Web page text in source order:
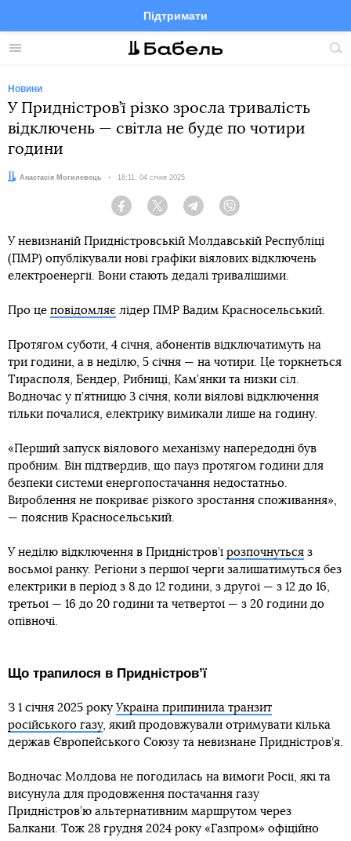
Меню
Підтримати
FacebookTelegramTwitter
Новини
У Придністров’ї різко зросла тривалість
відключень — світла не буде по чотири
години
Автор:
Анастасія Могилевець Дата:
18:11, 04 січня 2025
Facebook Twitter Telegram
У невизнаній Придністровській Молдавській Республіці
(ПМР) опублікували нові графіки віялових відключень
електроенергії. Вони стають дедалі тривалішими.
Про це повідомляє лідер ПМР Вадим Красносельський.
Протягом суботи, 4 січня, абонентів відключатимуть на
три години, а в неділю, 5 січня — на чотири. Це торкнеться
Тирасполя, Бендер, Рибниці, Кам’янки та низки сіл.
Водночас у п’ятницю 3 січня, коли віялові відключення
тільки почалися, електрику вимикали лише на годину.
«Перший запуск віялового механізму напередодні був
пробним. Він підтвердив, що пауз протягом години для
безпеки системи енергопостачання недостатньо.
Вироблення не покриває різкого зростання споживання»,
— пояснив Красносельський.
У неділю відключення в Придністров’ї розпочнуться з
восьмої ранку. Регіони з першої черги залишатимуться без
електрики в період з 8 до 12 години, з другої — з 12 до 16,
третьої — 16 до 20 години та четвертої — з 20 години до
опівночі.
Що трапилося в Придністровʼї
З 1 січня 2025 року Україна припинила транзит
російського газу, який продовжували отримувати кілька
держав Європейського Союзу та невизнане Придністров’я.
Водночас Молдова не погодилась на вимоги Росії, які та
висунула для продовження постачання газу
Придністров’ю альтернативним маршрутом через
Балкани. Тож 28 грудня 2024 року «Газпром» офіційно